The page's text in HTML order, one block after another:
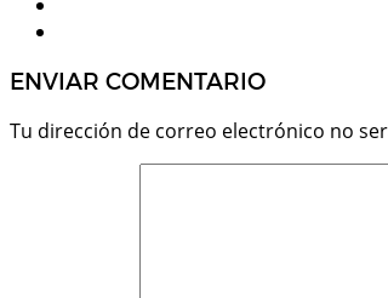
ENVIAR COMENTARIO
Tu dirección de correo electrónico no